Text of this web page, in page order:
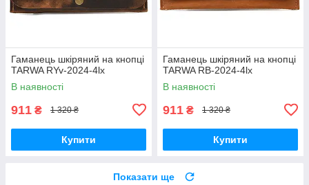
Гаманець шкіряний на кнопці
TARWA RYv-2024-4lx
В наявності
911 ₴ 1 320 ₴
Купити
Гаманець шкіряний на кнопці
TARWA RB-2024-4lx
В наявності
911 ₴ 1 320 ₴
Купити
Показати ще